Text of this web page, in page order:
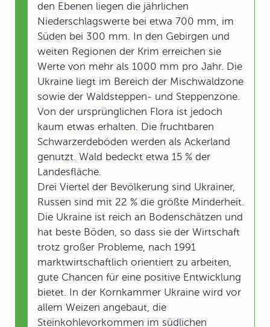
den Ebenen liegen die jährlichen
Niederschlagswerte bei etwa 700 mm, im
Süden bei 300 mm. In den Gebirgen und
weiten Regionen der Krim erreichen sie
Werte von mehr als 1000 mm pro Jahr. Die
Ukraine liegt im Bereich der Mischwaldzone
sowie der Waldsteppen- und Steppenzone.
Von der ursprünglichen Flora ist jedoch
kaum etwas erhalten. Die fruchtbaren
Schwarzerdeböden werden als Ackerland
genutzt. Wald bedeckt etwa 15 % der
Landesfläche.
Drei Viertel der Bevölkerung sind Ukrainer,
Russen sind mit 22 % die größte Minderheit.
Die Ukraine ist reich an Bodenschätzen und
hat beste Böden, so dass sie der Wirtschaft
trotz großer Probleme, nach 1991
marktwirtschaftlich orientiert zu arbeiten,
gute Chancen für eine positive Entwicklung
bietet. In der Kornkammer Ukraine wird vor
allem Weizen angebaut, die
Steinkohlevorkommen im südlichen